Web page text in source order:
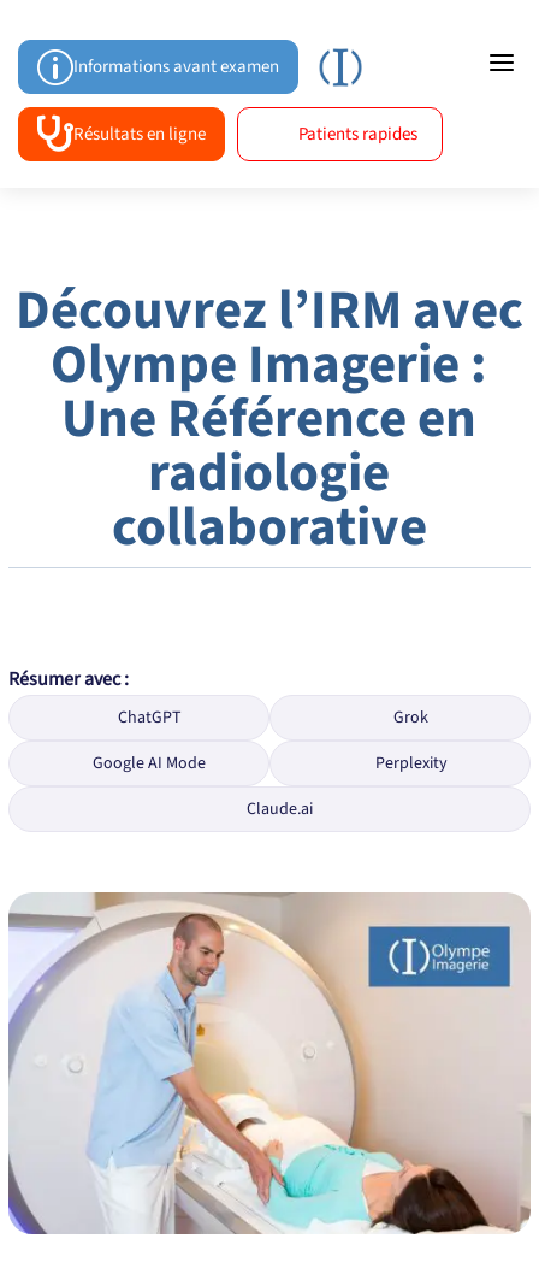
pInformations avant examen a
Patients rapides
Résultats en ligne
Découvrez l’IRM avec
Olympe Imagerie :
Une Référence en
radiologie
collaborative
Résumer avec :
ChatGPT
Grok
Google AI Mode
Perplexity
Claude.ai